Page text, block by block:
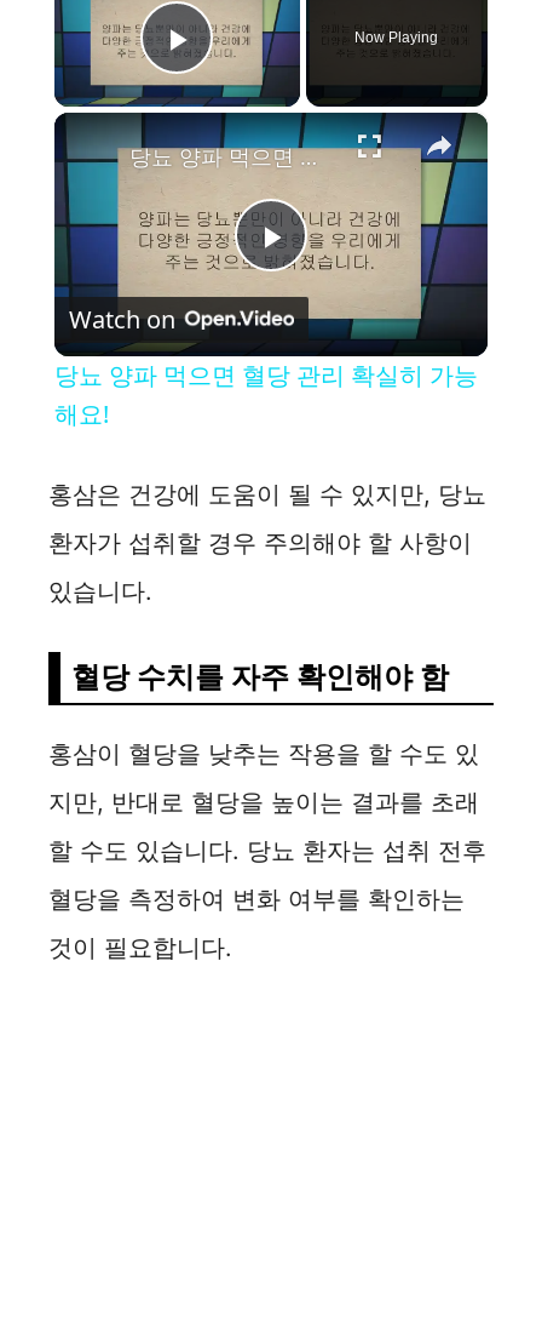
Play Video
Now Playing
×
P
y
V
d
e
o
당뇨 양파 먹으면 혈당 관리 확실히 가능해요!
Watch on
당뇨 양파 먹으면 혈당 관리 확실히 가능
해요!
홍삼은 건강에 도움이 될 수 있지만, 당뇨
환자가 섭취할 경우 주의해야 할 사항이
있습니다.
혈당 수치를 자주 확인해야 함
홍삼이 혈당을 낮추는 작용을 할 수도 있
지만, 반대로 혈당을 높이는 결과를 초래
할 수도 있습니다. 당뇨 환자는 섭취 전후
혈당을 측정하여 변화 여부를 확인하는
것이 필요합니다.